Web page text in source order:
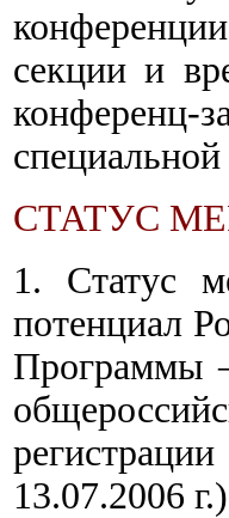
секции и
конференц-
СТАТУС
1. Статус
потенциал
Программы
13.07.2006